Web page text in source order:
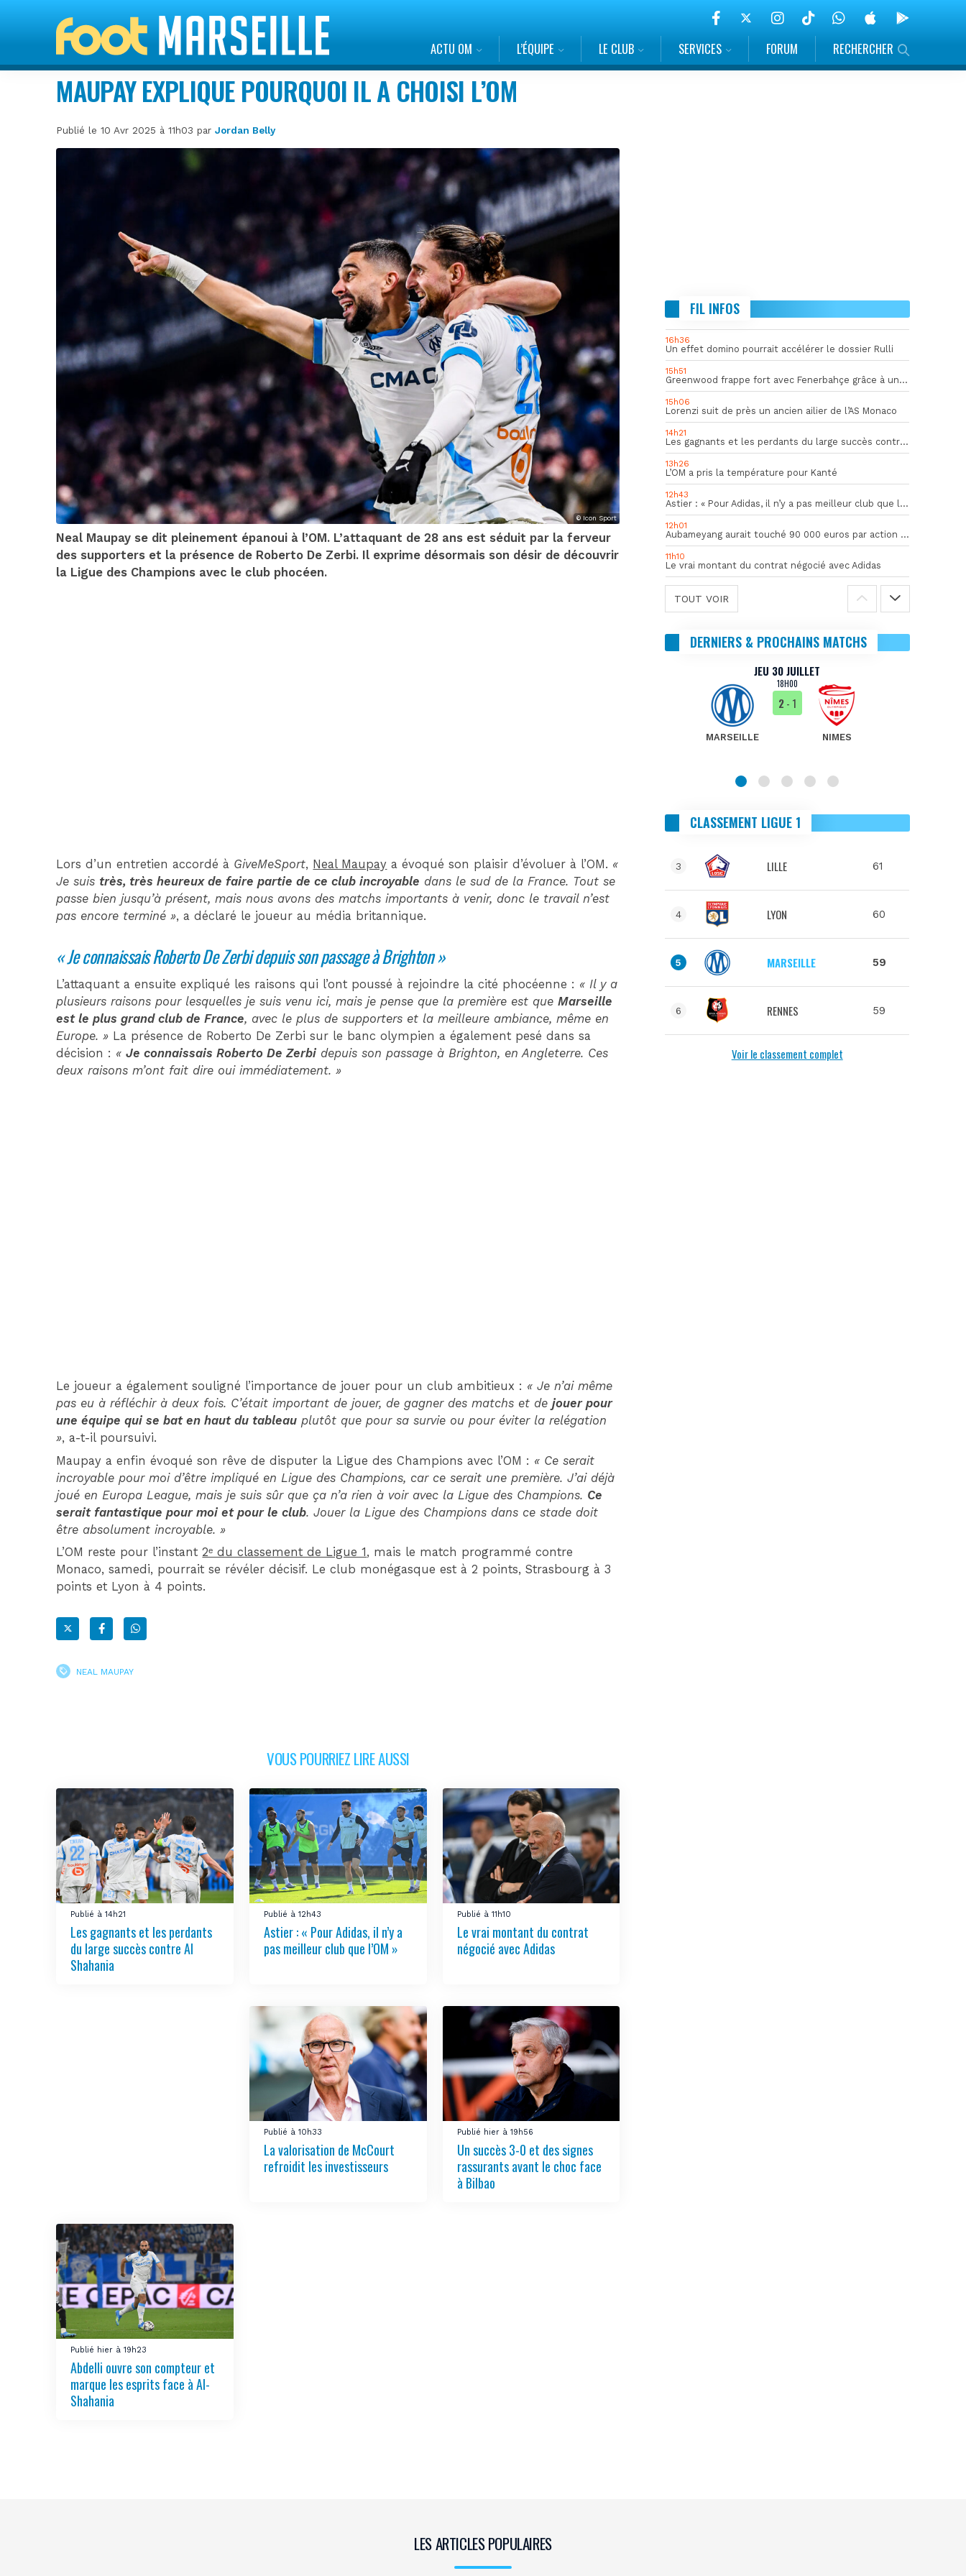
ACTU OM L’ÉQUIPE LE CLUB SERVICES FORUM RECHERCHER
MAUPAY EXPLIQUE POURQUOI IL A CHOISI L’OM
Publié le 10 Avr 2025 à 11h03 parJordan Belly
© Icon Sport
Neal Maupay se dit pleinement épanoui à l’OM. L’attaquant de 28 ans est séduit par la ferveur
des supporters et la présence de Roberto De Zerbi. Il exprime désormais son désir de découvrir
la Ligue des Champions avec le club phocéen.
Lors d’un entretien accordé à GiveMeSport, Neal Maupay a évoqué son plaisir d’évoluer à l’OM. «
Je suis très, très heureux de faire partie de ce club incroyable dans le sud de la France. Tout se
passe bien jusqu’à présent, mais nous avons des matchs importants à venir, donc le travail n’est
pas encore terminé », a déclaré le joueur au média britannique.
« Je connaissais Roberto De Zerbi depuis son passage à Brighton »
L’attaquant a ensuite expliqué les raisons qui l’ont poussé à rejoindre la cité phocéenne : « Il y a
plusieurs raisons pour lesquelles je suis venu ici, mais je pense que la première est queMarseille
est le plus grand club de France, avec le plus de supporters et la meilleure ambiance, même en
Europe. » La présence de Roberto De Zerbi sur le banc olympien a également pesé dans sa
décision : «Je connaissais Roberto De Zerbi depuis son passage à Brighton, en Angleterre. Ces
deux raisons m’ont fait dire oui immédiatement. »
Le joueur a également souligné l’importance de jouer pour un club ambitieux : « Je n’ai même
pas eu à réfléchir à deux fois. C’était important de jouer, de gagner des matchs et dejouer pour
une équipe qui se bat en haut du tableau plutôt que pour sa survie ou pour éviter la relégation
», a-t-il poursuivi.
Maupay a enfin évoqué son rêve de disputer la Ligue des Champions avec l’OM : « Ce serait
incroyable pour moi d’être impliqué en Ligue des Champions, car ce serait une première. J’ai déjà
joué en Europa League, mais je suis sûr que ça n’a rien à voir avec la Ligue des Champions. Ce
serait fantastique pour moi et pour le club. Jouer la Ligue des Champions dans ce stade doit
être absolument incroyable. »
L’OM reste pour l’instant2ᵉ du classement de Ligue 1 , mais le match programmé contre
Monaco, samedi, pourrait se révéler décisif. Le club monégasque est à 2 points, Strasbourg à 3
points et Lyon à 4 points.
NEAL MAUPAY
VOUS POURRIEZ LIRE AUSSI
Publié à 14h21
Les gagnants et les perdants
du large succès contre Al
Shahania
Publié à 12h43
Astier : « Pour Adidas, il n’y a
pas meilleur club que l’OM »
Publié à 11h10
Le vrai montant du contrat
négocié avec Adidas
Publié à 10h33
La valorisation de McCourt
refroidit les investisseurs
Publié hier à 19h56
Un succès 3-0 et des signes
rassurants avant le choc face
à Bilbao
Publié hier à 19h23
Abdelli ouvre son compteur et
marque les esprits face à Al-
Shahania
FIL INFOS
16h36
Un effet domino pourrait accélérer le dossier Rulli
15h51
Greenwood frappe fort avec Fenerbahçe grâce à un but spectaculaire
15h06
Lorenzi suit de près un ancien ailier de l’AS Monaco
14h21
Les gagnants et les perdants du large succès contre Al Shahania
13h26
L’OM a pris la température pour Kanté
12h43
Astier : « Pour Adidas, il n’y a pas meilleur club que l’OM »
12h01
Aubameyang aurait touché 90 000 euros par action décisive
11h10
Le vrai montant du contrat négocié avec Adidas
TOUT VOIR
DERNIERS & PROCHAINS MATCHS
JEU 30 JUILLET
18H00
MARSEILLE
2- 1
NIMES
CLASSEMENT LIGUE 1
3 LILLE 61
4 LYON 60
5 MARSEILLE 59
6 RENNES 59
Voir le classement complet
LES ARTICLES POPULAIRES